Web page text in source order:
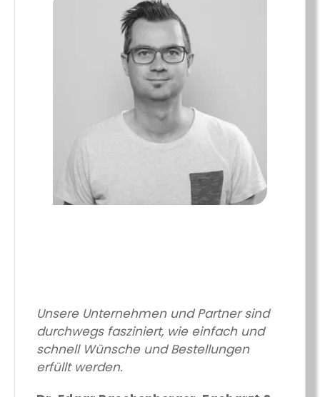
Unsere Unternehmen und Partner sind
durchwegs fasziniert, wie einfach und
schnell Wünsche und Bestellungen
erfüllt werden.